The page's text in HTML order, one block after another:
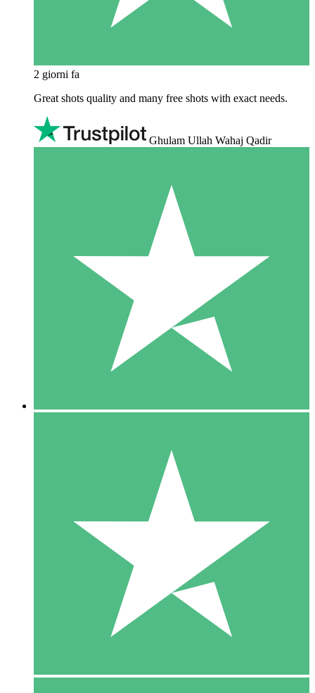
2 giorni fa
Great shots quality and many free shots with exact needs.
Ghulam Ullah Wahaj Qadir